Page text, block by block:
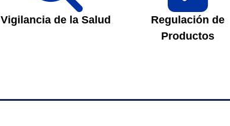
glass-
chart
Vigilancia de la Salud
check
Regulación de
Productos